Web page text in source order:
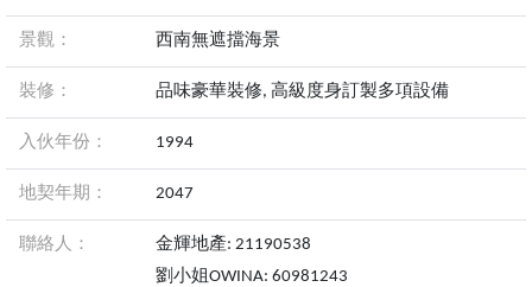
景觀： 西南無遮擋海景
裝修： 品味豪華裝修, 高級度身訂製多項設備
入伙年份： 1994
地契年期： 2047
聯絡人：
金輝地產: 21190538
劉小姐OWINA: 60981243